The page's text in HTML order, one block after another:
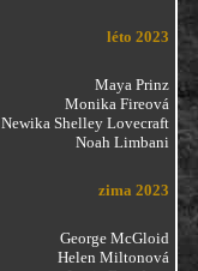
léto 2023
Maya Prinz
Monika Fireová
Newika Shelley Lovecraft
Noah Limbani
zima 2023
George McGloid
Helen Miltonová